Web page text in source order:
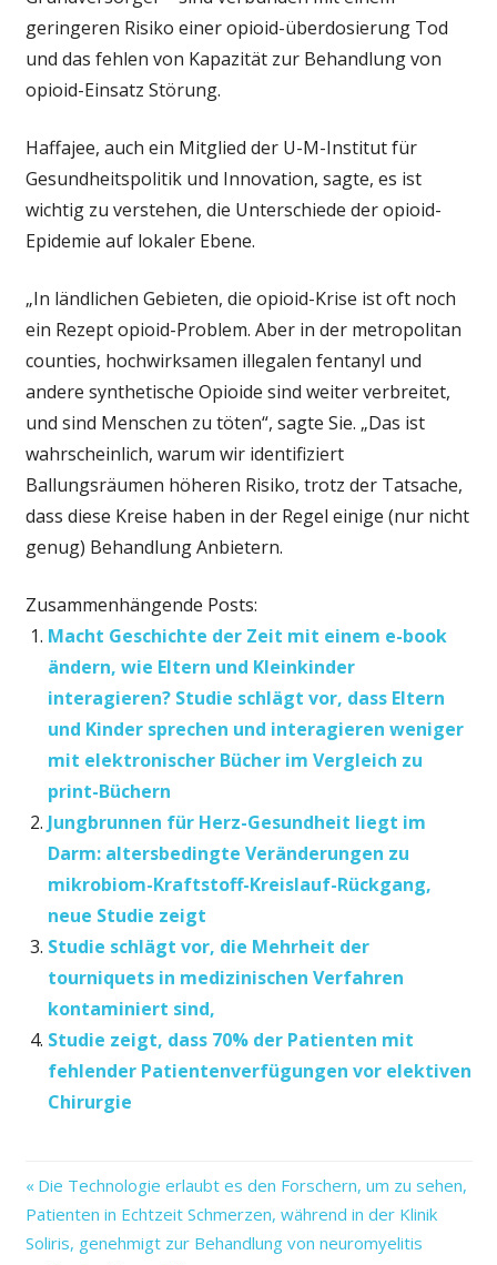
geringeren Risiko einer opioid-überdosierung Tod
und das fehlen von Kapazität zur Behandlung von
opioid-Einsatz Störung.
Haffajee, auch ein Mitglied der U-M-Institut für
Gesundheitspolitik und Innovation, sagte, es ist
wichtig zu verstehen, die Unterschiede der opioid-
Epidemie auf lokaler Ebene.
„In ländlichen Gebieten, die opioid-Krise ist oft noch
ein Rezept opioid-Problem. Aber in der metropolitan
counties, hochwirksamen illegalen fentanyl und
andere synthetische Opioide sind weiter verbreitet,
und sind Menschen zu töten“, sagte Sie. „Das ist
wahrscheinlich, warum wir identifiziert
Ballungsräumen höheren Risiko, trotz der Tatsache,
dass diese Kreise haben in der Regel einige (nur nicht
genug) Behandlung Anbietern.
Zusammenhängende Posts:
Macht Geschichte der Zeit mit einem e-book
ändern, wie Eltern und Kleinkinder
interagieren? Studie schlägt vor, dass Eltern
und Kinder sprechen und interagieren weniger
mit elektronischer Bücher im Vergleich zu
print-Büchern
Jungbrunnen für Herz-Gesundheit liegt im
Darm: altersbedingte Veränderungen zu
mikrobiom-Kraftstoff-Kreislauf-Rückgang,
neue Studie zeigt
Studie schlägt vor, die Mehrheit der
tourniquets in medizinischen Verfahren
kontaminiert sind,
Studie zeigt, dass 70% der Patienten mit
fehlender Patientenverfügungen vor elektiven
Chirurgie
hoch-
Beitragsnavigation
Vorheriger
Beitrag:
Die Technologie erlaubt es den Forschern, um zu sehen,
Patienten in Echtzeit Schmerzen, während in der Klinik
Nächster
Soliris, genehmigt zur Behandlung von neuromyelitis